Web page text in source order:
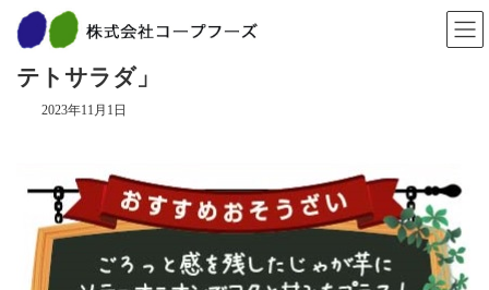
１１月のおすすめ「北海道産じゃが芋のポ
テトサラダ」
2023年11月1日